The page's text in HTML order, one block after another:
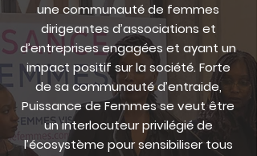
une communauté de femmes
dirigeantes d’associations et
d’entreprises engagées et ayant un
impact positif sur la société.Forte
de sa communauté d’entraide,
Puissance de Femmes se veut être
un interlocuteur privilégié de
l’écosystème pour sensibiliser tous